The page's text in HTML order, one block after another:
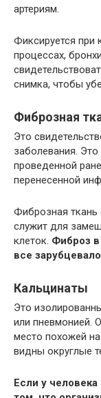
артериям.
Фиксируется при
процессах,
снимка, чтобы
Фиброзная
Это
заболевания.
проведенной
перенесенной
Фиброзная ткань
служит для
клеток. Фиброз в
все
Кальцинаты
Это
или пневмонией.
место похожей
видны округлые
Если у